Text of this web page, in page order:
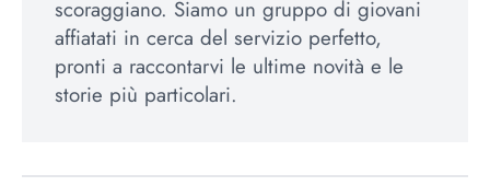
scoraggiano. Siamo un gruppo di giovani
affiatati in cerca del servizio perfetto,
pronti a raccontarvi le ultime novità e le
storie più particolari.